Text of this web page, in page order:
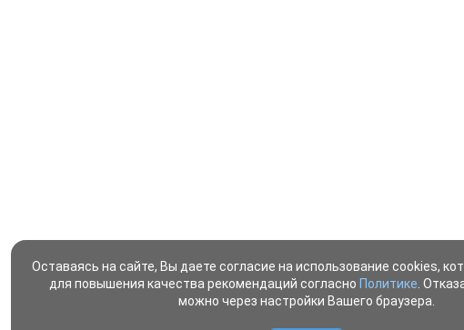
Оставаясь на сайте, Вы даете согласие на использование cookies,
для повышения качества рекомендаций согласно Политике .
можно через настройки Вашего браузера.